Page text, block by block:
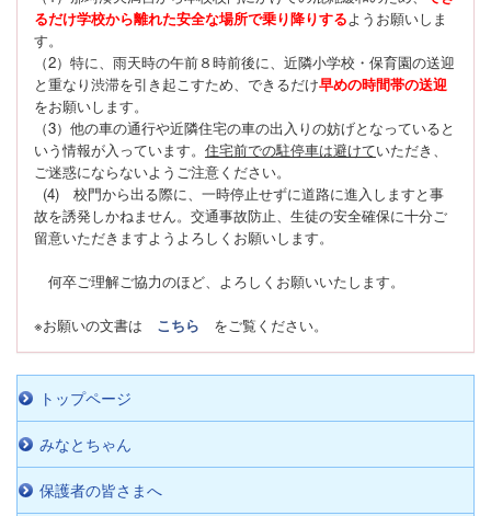
るだけ学校から離れた安全な場所で乗り降りするようお願いしま
す。
（2）特に、雨天時の午前８時前後に、近隣小学校・保育園の送迎
と重なり渋滞を引き起こすため、できるだけ早めの時間帯の送迎
をお願いします。
（3）他の車の通行や近隣住宅の車の出入りの妨げとなっていると
いう情報が入っています。 住宅前での駐停車は避けていただき、
ご迷惑にならないようご注意ください。
(4) 校門から出る際に、一時停止せずに道路に進入しますと事
故を誘発しかねません。交通事故防止、生徒の安全確保に十分ご
留意いただきますようよろしくお願いします。
何卒ご理解ご協力のほど、よろしくお願いいたします。
※お願いの文書は こちら をご覧ください。
トップページ
みなとちゃん
保護者の皆さまへ